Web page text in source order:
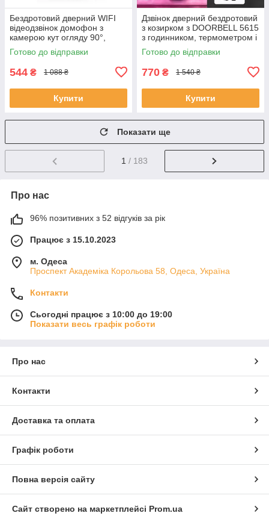
Бездротовий дверний WIFI
відеодзвінок домофон з
камерою кут огляду 90°,
нічне бачення, мобільний
додаток FE-50
Готово до відправки
544 ₴ 1 088 ₴
Купити
Дзвінок дверний бездротовий
з козирком з DOORBELL 5615
з годинником, термометром і
показником вологості RA-32
Готово до відправки
770 ₴ 1 540 ₴
Купити
Показати ще
1 / 183
Про нас
96% позитивних з 52 відгуків за рік
Працює з 15.10.2023
м. Одеса
Проспект Академіка Корольова 58, Одеса, Україна
Контакти
Сьогодні працює з 10:00 до 19:00
Показати весь графік роботи
Про нас
Контакти
Доставка та оплата
Графік роботи
Повна версія сайту
Сайт створено на маркетплейсі Prom.ua